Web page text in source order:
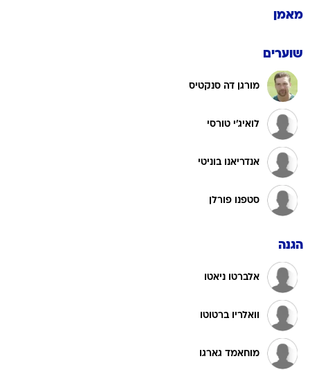
שוערים
לואיג'י טורסי
אנדריאנו בוניטי
סטפנו פורלן
הגנה
וואלריו ברטוטו
מוחאמד גארגו
רג'יס ג'נאוקס